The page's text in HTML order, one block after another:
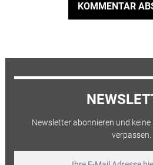
KOMMENTAR
Newsletter abonnieren und
verpassen.